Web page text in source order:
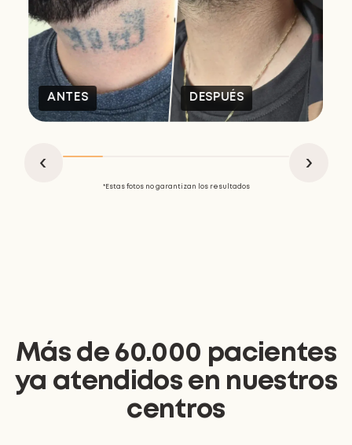
ANTES DESPUÉS
*Estas fotos no garantizan los resultados
Más de 60.000 pacientes
ya atendidos en nuestros
centros